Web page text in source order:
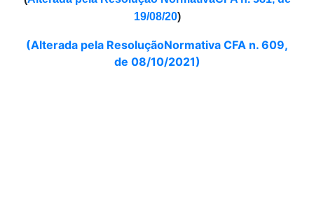
19/08/20)
(Alterada pela ResoluçãoNormativa CFA n. 609,
de 08/10/2021)